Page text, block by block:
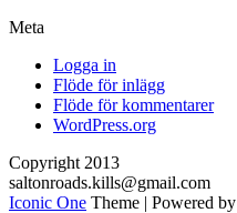
Meta
Logga in
Flöde för inlägg
Flöde för kommentarer
WordPress.org
Copyright 2013
saltonroads.kills@gmail.com
Iconic One Theme | Powered by